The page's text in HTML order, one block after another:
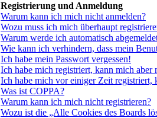
Registrierung und Anmeldung
Warum kann ich mich nicht anmelden?
Wozu muss ich mich überhaupt
Warum werde ich automatisch
Wie kann ich verhindern, dass mein
Ich habe mein Passwort vergessen!
Ich habe mich registriert, kann mich aber
Ich habe mich vor einiger Zeit registriert,
Was ist COPPA?
Warum kann ich mich nicht registrieren?
Wozu ist die „Alle Cookies des Boards